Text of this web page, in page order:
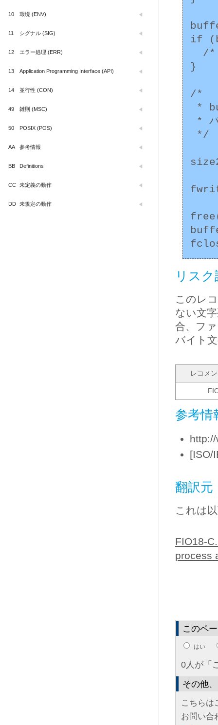
if
}
/*
リス
このレ
ない文
合、フ
バイト
レコメ
参考情
[ISO/
翻訳元
これは
FIO18-
process
このペ
はい
0人が「
その他
こちらは
お問い合
10 環境 (ENV)
11 シグナル (SIG)
12 エラー処理 (ERR)
13 Application Programming Interface (API)
14 並行性 (CON)
49 雑則 (MSC)
50 POSIX (POS)
AA 参考情報
BB Definitions
CC 未定義の動作
DD 未規定の動作